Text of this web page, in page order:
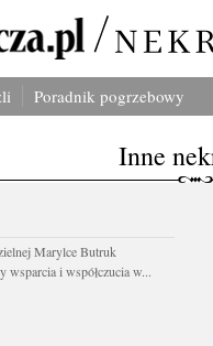
Poradnik pogrzebowy
Inne
Marylce Butruk
wsparcia i współczucia w...